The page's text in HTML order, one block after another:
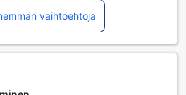
vaihtoehtoja